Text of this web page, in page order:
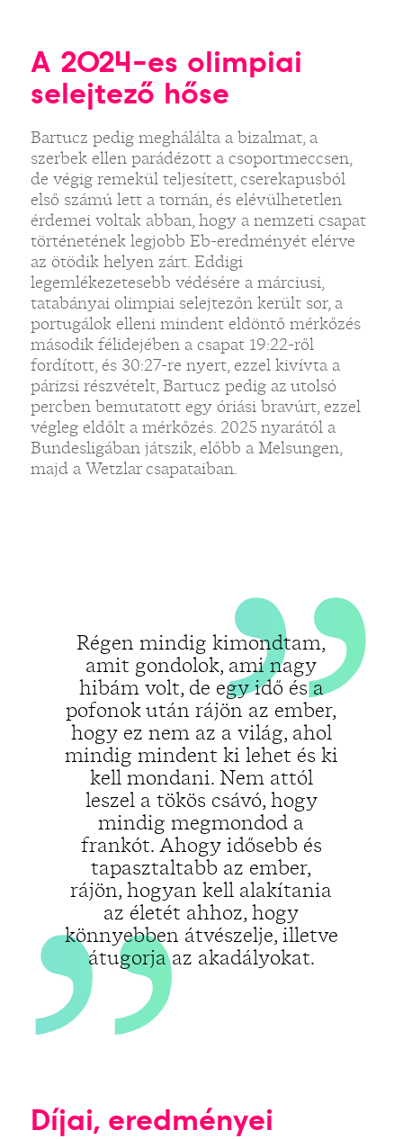
A 2024-es olimpiai
selejtező hőse
Bartucz pedig meghálálta a bizalmat, a
szerbek ellen parádézott a csoportmeccsen,
de végig remekül teljesített, cserekapusból
első számú lett a tornán, és elévülhetetlen
érdemei voltak abban, hogy a nemzeti csapat
történetének legjobb Eb-eredményét elérve
az ötödik helyen zárt. Eddigi
legemlékezetesebb védésére a márciusi,
tatabányai olimpiai selejtezőn került sor, a
portugálok elleni mindent eldöntő mérkőzés
második félidejében a csapat 19:22-ről
fordított, és 30:27-re nyert, ezzel kivívta a
párizsi részvételt, Bartucz pedig az utolsó
percben bemutatott egy óriási bravúrt, ezzel
végleg eldőlt a mérkőzés. 2025 nyarától a
Bundesligában játszik, előbb a Melsungen,
majd a Wetzlar csapataiban.
Régen mindig kimondtam,
amit gondolok, ami nagy
hibám volt, de egy idő és a
pofonok után rájön az ember,
hogy ez nem az a világ, ahol
mindig mindent ki lehet és ki
kell mondani. Nem attól
leszel a tökös csávó, hogy
mindig megmondod a
frankót. Ahogy idősebb és
tapasztaltabb az ember,
rájön, hogyan kell alakítania
az életét ahhoz, hogy
könnyebben átvészelje, illetve
átugorja az akadályokat.
„
„
Díjai, eredményei